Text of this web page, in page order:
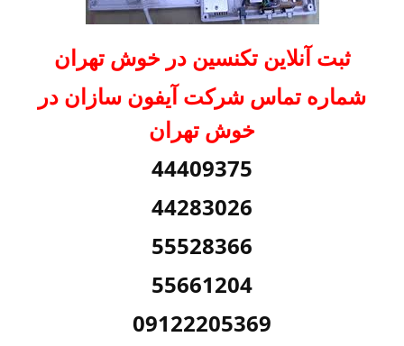
ثبت آنلاین تکنسین در خوش تهران
شماره تماس شرکت آیفون سازان در
خوش تهران
44409375
44283026
55528366
55661204
09122205369